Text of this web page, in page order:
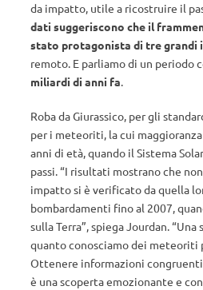
da impatto, utile a ricostruire il
dati suggeriscono che il
stato protagonista di tre grandi
remoto. E parliamo di un periodo
miliardi di anni fa.
Roba da Giurassico, per gli
per i meteoriti, la cui
anni di età, quando il Sistema
passi. “I risultati mostrano che
impatto si è verificato da quella
bombardamenti fino al 2007,
sulla Terra”, spiega Jourdan.
quanto conosciamo dei meteoriti
Ottenere informazioni
è una scoperta emozionante e